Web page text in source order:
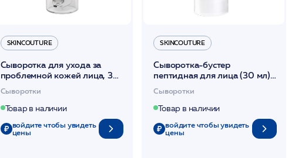
SKINCOUTURE
Сыворотка для ухода за
проблемной кожей лица, 30
/SKINCOUTURE*
Сыворотки
Товар в наличии
войдите чтобы увидеть
цены
SKINCOUTURE
Сыворотка-бустер
пептидная для лица (30 мл)
SERUM-BOOSTER LEVEL
/SKINCOUTURE*
Сыворотки
Товар в наличии
войдите чтобы увидеть
цены